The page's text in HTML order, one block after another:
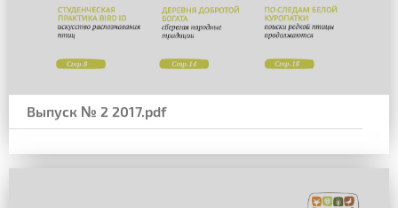
Выпуск № 2 2017.pdf